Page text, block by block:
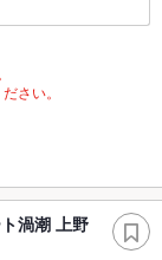
さい。
渦潮 上野